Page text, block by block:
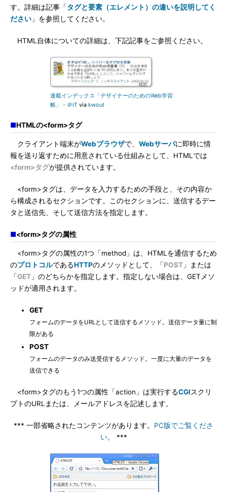
す。詳細は記事「タグと要素（エレメント）の違いを説明してく
ださい 」を参照してください。
HTML自体についての詳細は、下記記事をご参照ください。
連載インデックス「デザイナーのためのWeb学習
帳」 - ＠IT via kwout
■HTMLの<form>タグ
クライアント端末がWebブラウザで、 Webサーバに即時に情
報を送り返すために用意されている仕組みとして、HTMLでは
<form>タグが提供されています。
<form>タグは、データを入力するための手段と、その内容か
ら構成されるセクションです。このセクションに、送信するデー
タと送信先、そして送信方法を指定します。
■<form>タグの属性
<form>タグの属性の1つ「method」は、HTMLを通信するため
のプロトコルであるHTTPのメソッドとして、「POST 」または
「GET 」のどちらかを指定します。指定しない場合は、GETメソ
ッドが適用されます。
GET
フォームのデータをURLとして送信するメソッド。送信データ量に制
限がある
POST
フォームのデータのみ送受信するメソッド。一度に大量のデータを
送信できる
<form>タグのもう1つの属性「action」は実行するCGIスクリ
プトのURLまたは、メールアドレスを記述します。
*** 一部省略されたコンテンツがあります。 PC版でご覧くださ
い。
***